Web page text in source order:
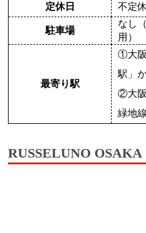
定休日
不定休
駐車場
なし
用）
最寄り駅
①大阪
駅」
②大阪
緑地
RUSSELUNO OSAKA